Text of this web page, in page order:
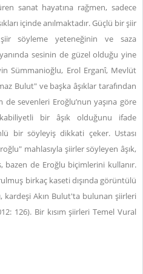
sanat hayatına rağmen, sadece
içinde anılmaktadır. Güçlü bir şiir
söyleme yeteneğinin ve saza
sesinin de güzel olduğu yine
Sümmanioğlu, Erol Erganî, Mevlüt
Bulut" ve başka âşıklar tarafından
sevenleri Eroğlu’nun yaşına göre
bir âşık olduğunu ifade
bir söyleyiş dikkati çeker. Ustası
mahlasıyla şiirler söyleyen âşık,
bazen de Eroğlu biçimlerini kullanır.
birkaç kaseti dışında görüntülü
kardeşi Akın Bulut'ta bulunan şiirleri
126). Bir kısım şiirleri Temel Vural